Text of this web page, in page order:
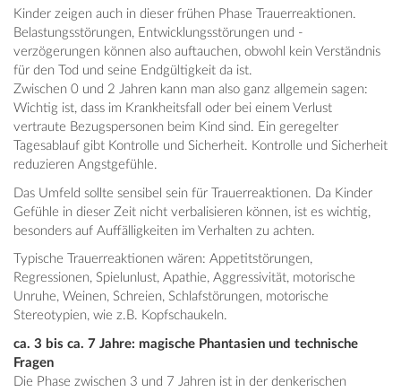
Kinder zeigen auch in dieser frühen Phase Trauerreaktionen.
Belastungsstörungen, Entwicklungsstörungen und -
verzögerungen können also auftauchen, obwohl kein Verständnis
für den Tod und seine Endgültigkeit da ist.
Zwischen 0 und 2 Jahren kann man also ganz allgemein sagen:
Wichtig ist, dass im Krankheitsfall oder bei einem Verlust
vertraute Bezugspersonen beim Kind sind. Ein geregelter
Tagesablauf gibt Kontrolle und Sicherheit. Kontrolle und Sicherheit
reduzieren Angstgefühle.
Das Umfeld sollte sensibel sein für Trauerreaktionen. Da Kinder
Gefühle in dieser Zeit nicht verbalisieren können, ist es wichtig,
besonders auf Auffälligkeiten im Verhalten zu achten.
Typische Trauerreaktionen wären: Appetitstörungen,
Regressionen, Spielunlust, Apathie, Aggressivität, motorische
Unruhe, Weinen, Schreien, Schlafstörungen, motorische
Stereotypien, wie z.B. Kopfschaukeln.
ca. 3 bis ca. 7 Jahre: magische Phantasien und technische
Fragen
Die Phase zwischen 3 und 7 Jahren ist in der denkerischen